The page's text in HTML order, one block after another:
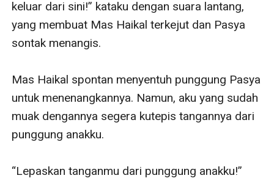
keluar dari sini!” kataku dengan suara lantang,
yang membuat Mas Haikal terkejut dan Pasya
sontak menangis.
Mas Haikal spontan menyentuh punggung Pasya
untuk menenangkannya. Namun, aku yang sudah
muak dengannya segera kutepis tangannya dari
punggung anakku.
“Lepaskan tanganmu dari punggung anakku!”